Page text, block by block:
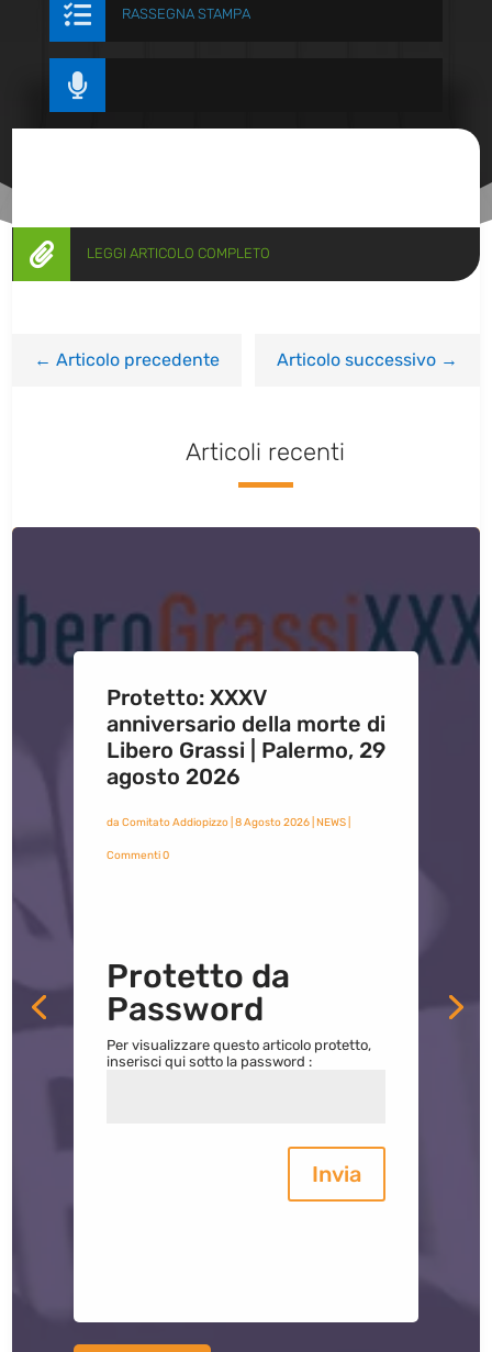
 RASSEGNA STAMPA

 LEGGI ARTICOLO COMPLETO
←Articolo precedente Articolo successivo→
Articoli recenti
Protetto: XXXV
anniversario della morte di
Libero Grassi | Palermo, 29
agosto 2026
da Comitato Addiopizzo| 8 Agosto 2026| NEWS|
Commenti 0
Protetto da
Password
Per visualizzare questo articolo protetto,
inserisci qui sotto la password :
Invia